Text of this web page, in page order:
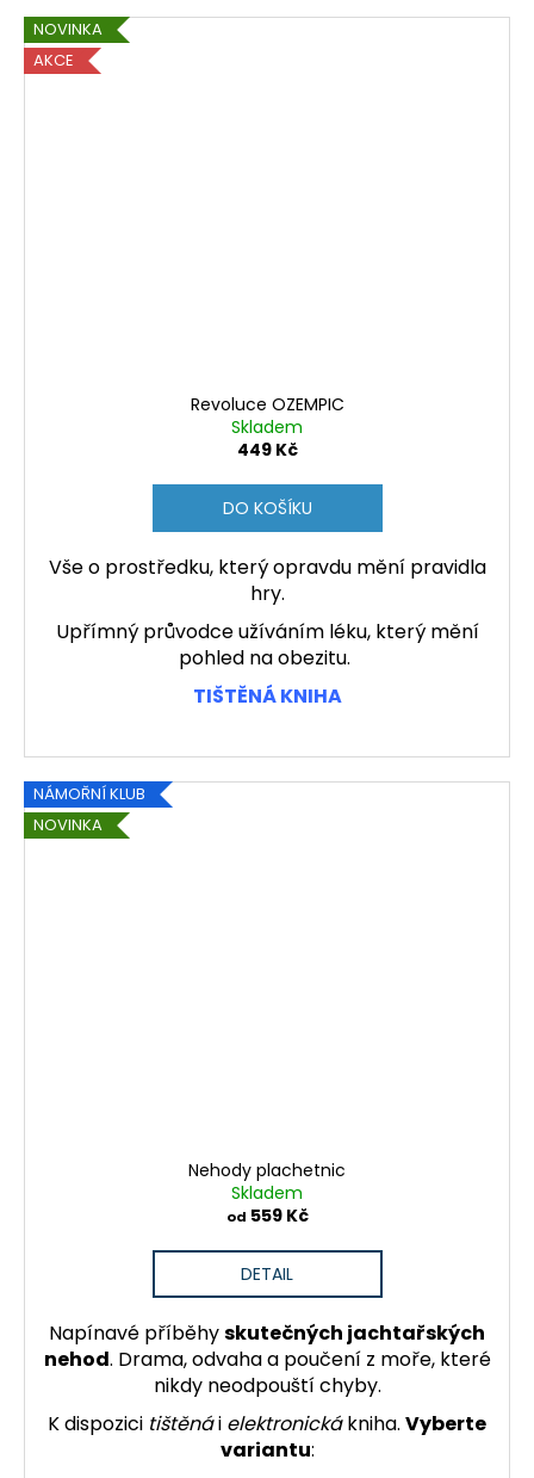
NOVINKA
AKCE
Revoluce OZEMPIC
Skladem
449 Kč
DO KOŠÍKU
Vše o prostředku, který opravdu mění pravidla
hry.
Upřímný průvodce užíváním léku, který mění
pohled na obezitu.
TIŠTĚNÁ KNIHA
NÁMOŘNÍ KLUB
NOVINKA
Nehody plachetnic
Skladem
od 559 Kč
DETAIL
Napínavé příběhyskutečných jachtařských
nehod. Drama, odvaha a poučení z moře, které
nikdy neodpouští chyby.
K dispozici tištěnái elektronickákniha. Vyberte
variantu: